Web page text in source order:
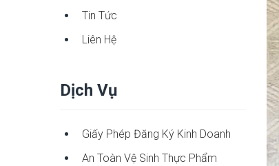
Tin Tức
Liên Hệ
Dịch Vụ
Giấy Phép Đăng Ký Kinh Doanh
An Toàn Vệ Sinh Thực Phẩm